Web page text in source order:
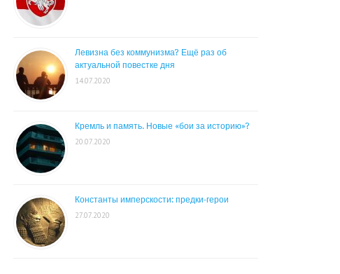
Левизна без коммунизма? Ещё раз об
актуальной повестке дня
14.07.2020
Кремль и память. Новые «бои за историю»?
20.07.2020
Константы имперскости: предки-герои
27.07.2020